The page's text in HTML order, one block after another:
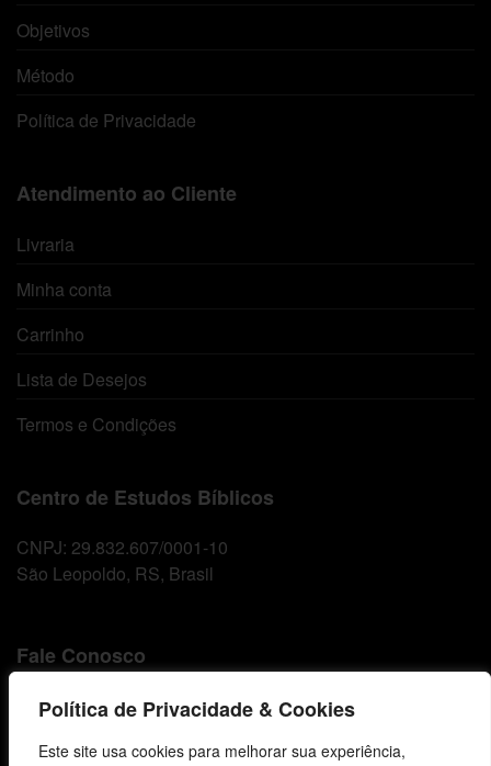
Política de Privacidade & Cookies
Este site usa cookies para melhorar sua experiência,
Objetivos
Método
Política de Privacidade
Atendimento ao Cliente
Livraria
Minha conta
Carrinho
Lista de Desejos
Termos e Condições
Centro de Estudos Bíblicos
CNPJ: 29.832.607/0001-10
São Leopoldo, RS, Brasil
Fale Conosco
E-mails
comunicacao@cebi.org.br